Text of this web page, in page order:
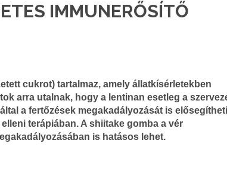
IMMUNERŐSÍTŐ
cukrot) tartalmaz, amely állatkísérletekben
arra utalnak, hogy a lentinan esetleg a
a fertőzések megakadályozását is
terápiában. A shiitake gomba a vér
is hatásos lehet.